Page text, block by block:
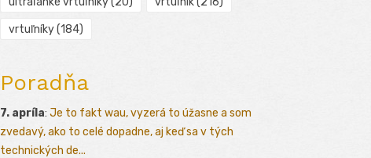
vrtuľníky(184)
Poradňa
7. apríla: Je to fakt wau, vyzerá to úžasne a som
zvedavý, ako to celé dopadne, aj keď sa v tých
technických de...